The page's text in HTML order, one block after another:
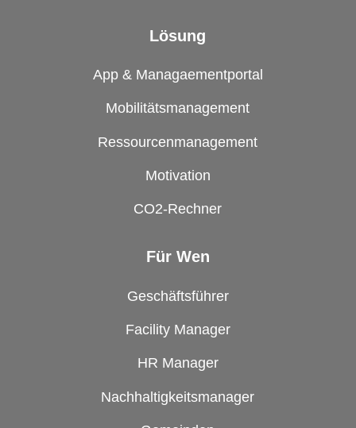
Lösung
App & Managaementportal
Mobilitätsmanagement
Ressourcenmanagement
Motivation
CO2-Rechner
Für Wen
Geschäftsführer
Facility Manager
HR Manager
Nachhaltigkeitsmanager